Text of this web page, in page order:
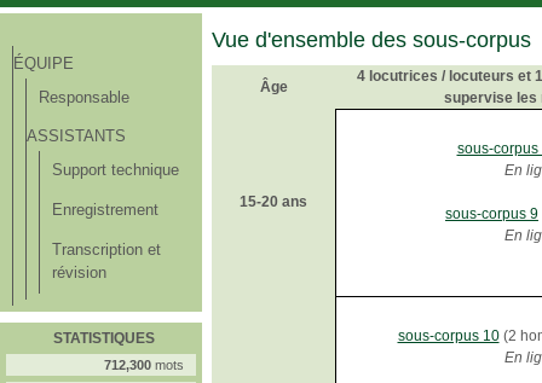
ÉQUIPE
Responsable
ASSISTANTS
Support technique
Enregistrement
Transcription et
révision
STATISTIQUES
712,300 mots
Vue d'ensemble des sous-corpus
Âge
4 locutrices / locuteurs et
supervise les
15-20 ans
sous-corpus
En
sous-corpus 9
En
sous-corpus 10(2
En